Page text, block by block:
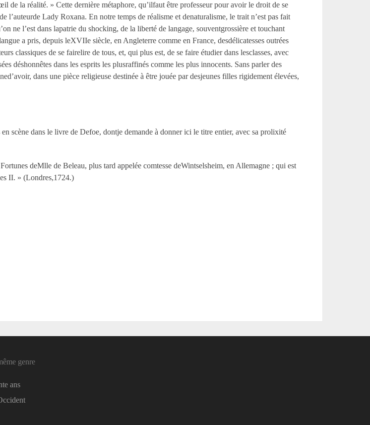
de la réalité. » Cette dernière métaphore, qu’ilfaut être professeur pour avoir le droit de se
l’auteurde Lady Roxana. En notre temps de réalisme et denaturalisme, le trait n’est pas fait
ne l’est dans lapatrie du shocking, de la liberté de langage, souventgrossière et touchant
a pris, depuis leXVIIe siècle, en Angleterre comme en France, desdélicatesses outrées
classiques de se fairelire de tous, et, qui plus est, de se faire étudier dans lesclasses, avec
déshonnêtes dans les esprits les plusraffinés comme les plus innocents. Sans parler des
dans une pièce religieuse destinée à être jouée par desjeunes filles rigidement élevées,
scène dans le livre de Defoe, dontje demande à donner ici le titre entier, avec sa prolixité
deMlle de Beleau, plus tard appelée comtesse deWintselsheim, en Allemagne ; qui est
II. » (Londres,1724.)
genre
ans